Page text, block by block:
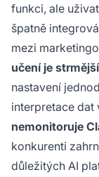
funkci, ale
špatně
mezi
učení je
nastavení
interpretace dat
nemonitoruje
konkurenti
důležitých AI